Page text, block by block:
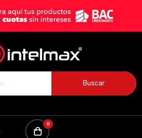
Buscar
0